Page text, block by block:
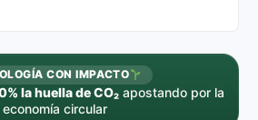
CON IMPACTO
la huella de CO₂apostando por la
economía circular